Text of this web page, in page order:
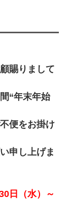
賜りまして
“年末年始
便をお掛け
申し上げま
日（水）～